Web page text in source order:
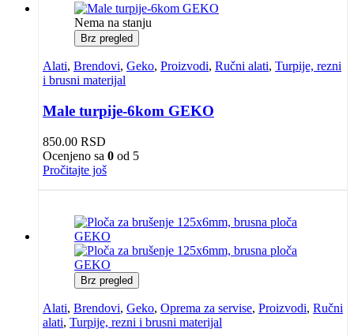
Nema na stanju
Brz pregled
Alati, Brendovi, Geko, Proizvodi, Ručni alati, Turpije, rezni
i brusni materijal
Male turpije-6kom GEKO
850.00 RSD
Ocenjeno sa 0 od 5
Pročitajte još
Brz pregled
Alati, Brendovi, Geko, Oprema za servise, Proizvodi, Ručni
alati, Turpije, rezni i brusni materijal